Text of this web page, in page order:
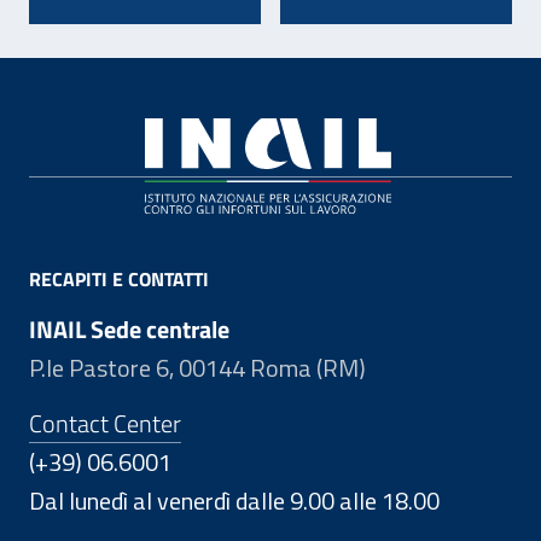
RECAPITI E CONTATTI
INAIL Sede centrale
P.le Pastore 6, 00144 Roma (RM)
Contact Center
(+39) 06.6001
Dal lunedì al venerdì dalle 9.00 alle 18.00